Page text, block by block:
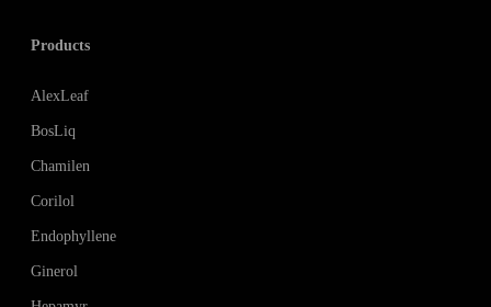
Products
AlexLeaf
BosLiq
Chamilen
Corilol
Endophyllene
Ginerol